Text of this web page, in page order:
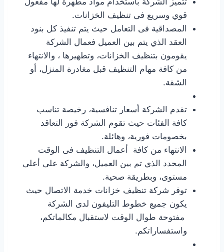
قوي وسريع فى تنظيف الخزانات.
المصداقية فى التعامل حيث يتم تنفيذ كل بنود
العقد الذي يتم بين العميل فعمال الشركة
يقومون بتنظيف الخزانات، وتطهيرها ، والانتهاء
من كافة مهام التنظيف قبل مغادرة المنزل، أو
الشقة.
تقدم الشركة أسعار تنافسية، رخيصة تناسب
كافة الفئات حيث تقوم الشركة فور التعاقد
بخصومات فورية، وهائلة.
الانتهاء من كافة أعمال التنظيف فى الوقت
المحدد الذي تم بين العميل، والشركة على أعلى
مستوى، وبطريقة صحية.
توفر شركة تنظيف خزانات خدمة الاتصال حيث
يكون جميع خطوط التليفون لدى الشركة
مفتوحة طوال الوقت لاستقبال مكالماتكم،
واستفساراتكم.